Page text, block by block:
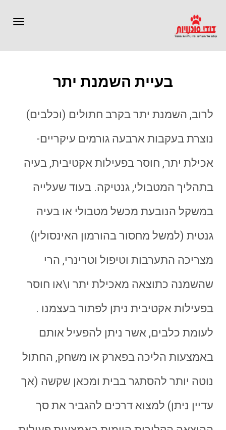
בעיית השמנת יתר
לרוב, השמנת יתר בקרב חתולים (וכלבים)
נוצרת בעקבות ארבעה גורמים עיקריים-
אכילת יתר, חוסר בפעילות אקטיבית, בעיה
בתהליך המטבולי, גנטיקה. בעוד שעלייה
במשקל הנובעת מכשל מטבולי או בעיה
גנטית (למשל מחסור בהורמון האינסולין)
מצריכה התערבות וטיפול וטרינרי, הרי
שהשמנה כתוצאה מאכילת יתר ו\או חוסר
בפעילות אקטיבית ניתן לפתור בעצמנו .
לעומת כלבים, אשר ניתן להפעיל אותם
באמצעות הליכה בפארק או משחק, החתול
נוטה יותר להסתגר בבית ומכאן שקשה (אך
עדיין ניתן) למצוא דרכים להגביר את סך